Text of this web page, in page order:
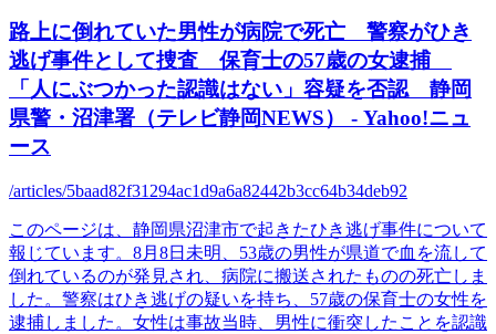
路上に倒れていた男性が病院で死亡 警察がひき
逃げ事件として捜査 保育士の57歳の女逮捕
「人にぶつかった認識はない」容疑を否認 静岡
県警・沼津署（テレビ静岡NEWS） - Yahoo!ニュ
ース
/articles/5baad82f31294ac1d9a6a82442b3cc64b34deb92
このページは、静岡県沼津市で起きたひき逃げ事件について
報じています。8月8日未明、53歳の男性が県道で血を流して
倒れているのが発見され、病院に搬送されたものの死亡しま
した。警察はひき逃げの疑いを持ち、57歳の保育士の女性を
逮捕しました。女性は事故当時、男性に衝突したことを認識